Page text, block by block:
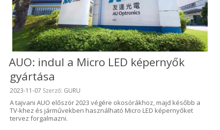
AUO: indul a Micro LED képernyők
gyártása
Beküldve:
2023-11-07 Szerző: GURU
A tajvani AUO először 2023 végére okosórákhoz, majd később a
TV-khez és járművekben használható Micro LED képernyőket
tervez forgalmazni.